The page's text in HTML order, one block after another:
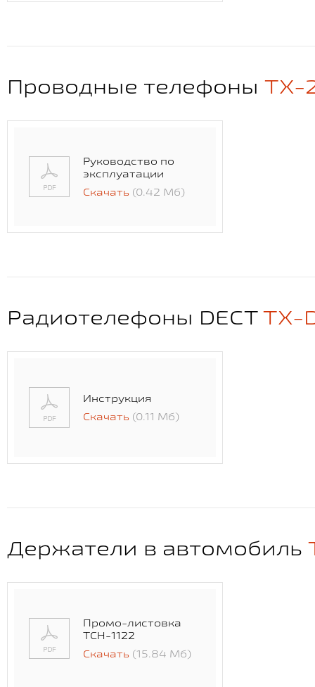
Проводные телефоны TX-
Руководство по
эксплуатации
Скачать (0.42 Мб)
Радиотелефоны DECT TX-
Инструкция
Скачать (0.11 Мб)
Держатели в автомобиль
Промо-листовка
TCH-1122
Скачать (15.84 Мб)